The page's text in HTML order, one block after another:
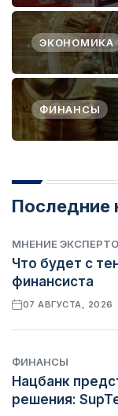
ЭКОНОМИКА
ФИНАНСЫ
Последние
МНЕНИЕ
Что будет с
финансиста
07 АВГУСТА, 2026
ФИНАНСЫ
Нацбанк
решения: